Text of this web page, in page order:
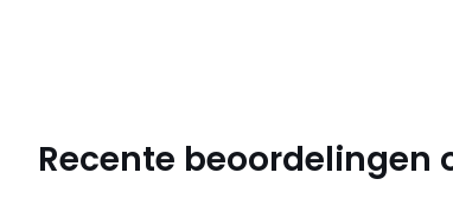
Recente beoordelingen